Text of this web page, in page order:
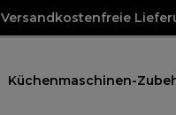
Versandkostenfreie
Küchenmaschinen-